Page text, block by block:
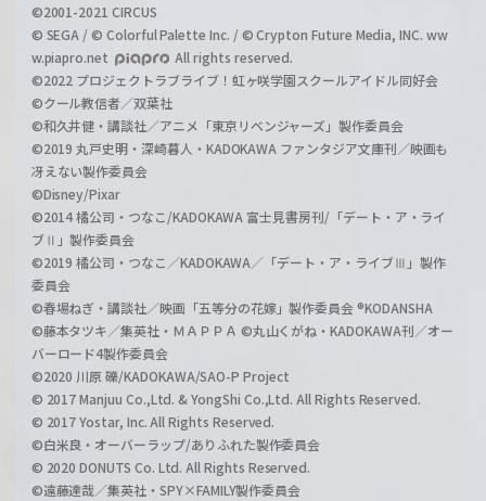
©2001-2021 CIRCUS
© SEGA / © Colorful Palette Inc. / © Crypton Future Media, INC. ww
w.piapro.net
All rights reserved.
©2022 プロジェクトラブライブ！虹ヶ咲学園スクールアイドル同好会
©クール教信者／双葉社
©和久井健・講談社／アニメ「東京リベンジャーズ」製作委員会
©2019 丸戸史明・深崎暮人・KADOKAWA ファンタジア文庫刊／映画も
冴えない製作委員会
©Disney/Pixar
©2014 橘公司・つなこ/KADOKAWA 富士見書房刊/「デート・ア・ライ
ブⅡ」製作委員会
©2019 橘公司・つなこ／KADOKAWA／「デート・ア・ライブⅢ」製作
委員会
©春場ねぎ・講談社／映画「五等分の花嫁」製作委員会 ®KODANSHA
©藤本タツキ／集英社・ＭＡＰＰＡ ©丸山くがね・KADOKAWA刊／オー
バーロード4製作委員会
©2020 川原 礫/KADOKAWA/SAO-P Project
© 2017 Manjuu Co.,Ltd. & YongShi Co.,Ltd. All Rights Reserved.
© 2017 Yostar, Inc. All Rights Reserved.
©白米良・オーバーラップ/ありふれた製作委員会
© 2020 DONUTS Co. Ltd. All Rights Reserved.
©遠藤達哉／集英社・SPY×FAMILY製作委員会